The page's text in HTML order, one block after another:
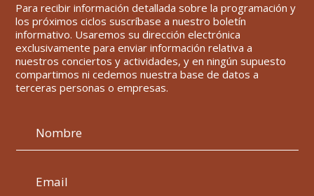
Para recibir información detallada sobre la programación y
los próximos ciclos suscríbase a nuestro boletín
informativo. Usaremos su dirección electrónica
exclusivamente para enviar información relativa a
nuestros conciertos y actividades, y en ningún supuesto
compartimos ni cedemos nuestra base de datos a
terceras personas o empresas.